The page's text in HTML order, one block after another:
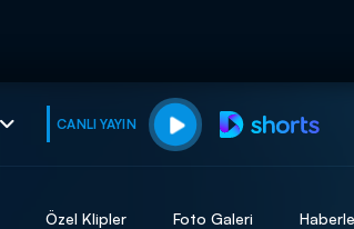
CANLI YAYIN
muhteşem ikili
Özel Klipler Foto Galeri